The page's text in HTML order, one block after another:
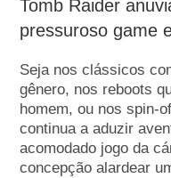
Tomb Raider
pressuroso game
Seja nos clássicos
gênero, nos reboots
homem, ou nos spin-
continua a aduzir
acomodado jogo da
concepção alardear